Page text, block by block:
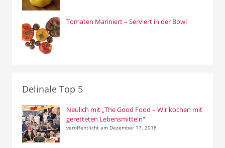
Tomaten Mariniert – Serviert in der Bowl
Delinale Top 5
Neulich mit „The Good Food – Wir kochen mit
geretteten Lebensmitteln“
veröffentlicht am Dezember 17, 2018